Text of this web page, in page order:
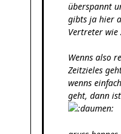
überspannt
gibts ja hier
Vertreter wie
Wenns also
Zeitzieles
wenns
geht, dann